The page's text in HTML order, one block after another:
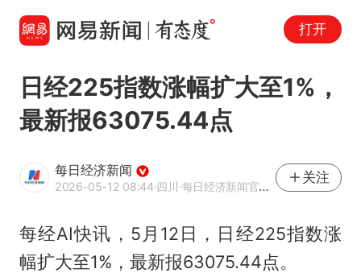
打开
日经225指数涨幅扩大至1%，
最新报63075.44点
每日经济新闻
2026-05-12 08:44·四川·每日经济新闻官方网易号
关注
每经AI快讯，5月12日，日经225指数涨
幅扩大至1%，最新报63075.44点。